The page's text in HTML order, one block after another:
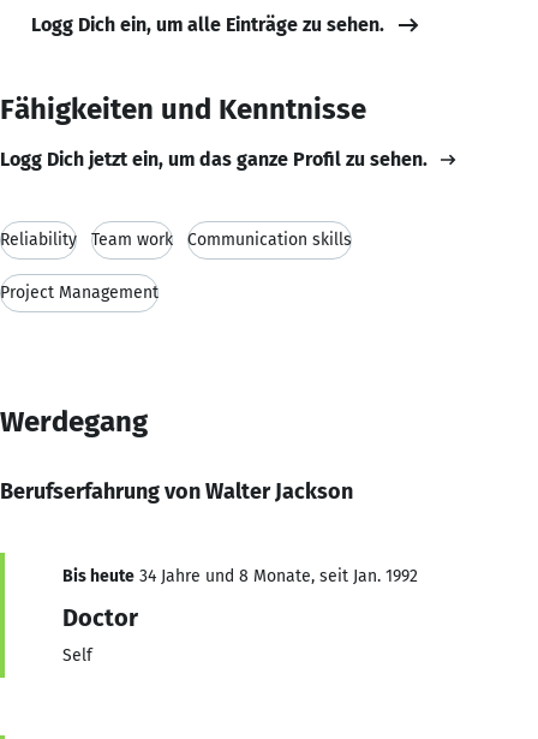
Logg Dich ein, um alle Einträge zu sehen.
Fähigkeiten und Kenntnisse
Logg Dich jetzt ein, um das ganze Profil zu sehen.
Reliability Team work Communication skills
Project Management
Werdegang
Berufserfahrung von Walter Jackson
Bis heute 34 Jahre und 8 Monate, seit Jan. 1992
Doctor
Self